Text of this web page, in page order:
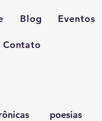
Blog Eventos
Contato
poesias